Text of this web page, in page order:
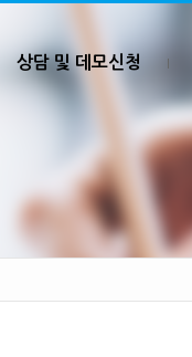
상담 및 데모신청